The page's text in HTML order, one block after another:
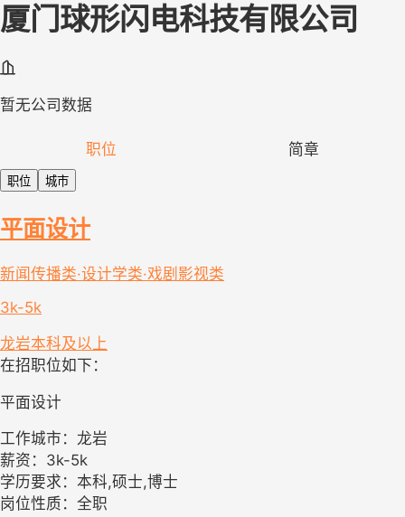
厦门球形闪电科技有限公司
暂无公司数据
职位 简章
职位 城市
平面设计
新闻传播类·设计学类·戏剧影视类
3k-5k
龙岩本科及以上
在招职位如下：
平面设计
工作城市：龙岩
薪资：3k-5k
学历要求：本科,硕士,博士
岗位性质：全职